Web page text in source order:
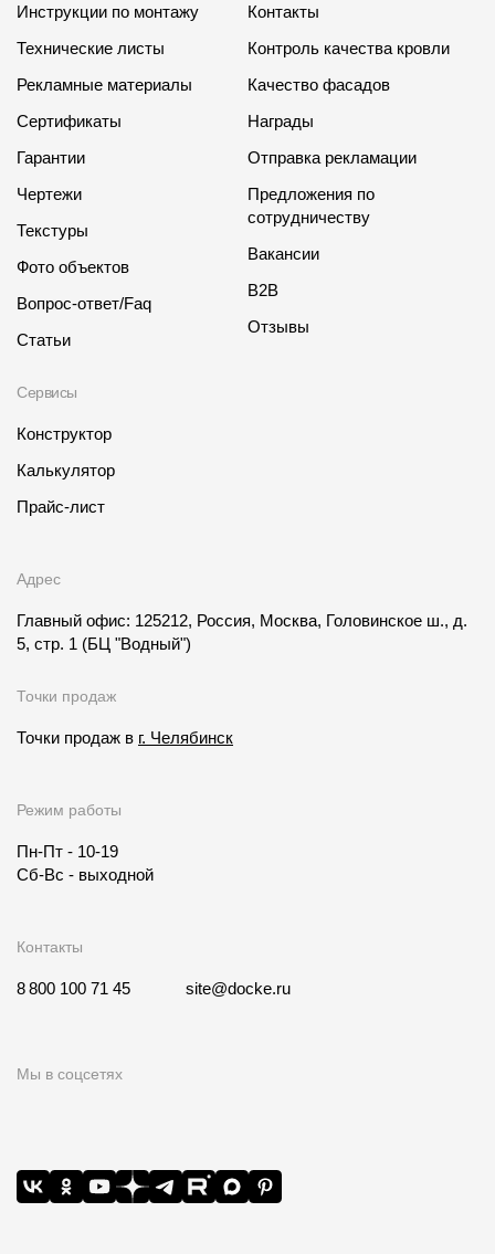
Инструкции по монтажу
Технические листы
Рекламные материалы
Сертификаты
Гарантии
Чертежи
Текстуры
Фото объектов
Вопрос-ответ/Faq
Статьи
Сервисы
Конструктор
Калькулятор
Прайс-лист
Контакты
Контроль качества кровли
Качество фасадов
Награды
Отправка рекламации
Предложения по
сотрудничеству
Вакансии
B2B
Отзывы
Адрес
Главный офис: 125212, Россия, Москва, Головинское ш., д.
5, стр. 1 (БЦ "Водный")
Точки продаж
Точки продаж в г. Челябинск
Режим работы
Пн-Пт - 10-19
Сб-Вс - выходной
Контакты
8 800 100 71 45 site@docke.ru
Мы в соцсетях